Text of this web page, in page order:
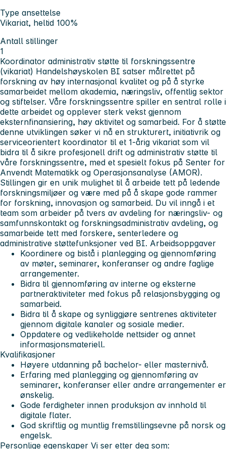
Type ansettelse
Vikariat, heltid 100%
Antall stillinger
1
Koordinator administrativ støtte til forskningssentre
(vikariat) Handelshøyskolen BI satser målrettet på
forskning av høy internasjonal kvalitet og på å styrke
samarbeidet mellom akademia, næringsliv, offentlig sektor
og stiftelser. Våre forskningssentre spiller en sentral rolle i
dette arbeidet og opplever sterk vekst gjennom
eksternfinansiering, høy aktivitet og samarbeid. For å støtte
denne utviklingen søker vi nå en strukturert, initiativrik og
serviceorientert koordinator til et 1-årig vikariat som vil
bidra til å sikre profesjonell drift og administrativ støtte til
våre forskningssentre, med et spesielt fokus på Senter for
Anvendt Matematikk og Operasjonsanalyse (AMOR).
Stillingen gir en unik mulighet til å arbeide tett på ledende
forskningsmiljøer og være med på å skape gode rammer
for forskning, innovasjon og samarbeid. Du vil inngå i et
team som arbeider på tvers av avdeling for næringsliv- og
samfunnskontakt og forskningsadministrativ avdeling, og
samarbeide tett med forskere, senterledere og
administrative støttefunksjoner ved BI. Arbeidsoppgaver
Koordinere og bistå i planlegging og gjennomføring
av møter, seminarer, konferanser og andre faglige
arrangementer.
Bidra til gjennomføring av interne og eksterne
partneraktiviteter med fokus på relasjonsbygging og
samarbeid.
Bidra til å skape og synliggjøre sentrenes aktiviteter
gjennom digitale kanaler og sosiale medier.
Oppdatere og vedlikeholde nettsider og annet
informasjonsmateriell.
Kvalifikasjoner
Høyere utdanning på bachelor- eller masternivå.
Erfaring med planlegging og gjennomføring av
seminarer, konferanser eller andre arrangementer er
ønskelig.
Gode ferdigheter innen produksjon av innhold til
digitale flater.
God skriftlig og muntlig fremstillingsevne på norsk og
engelsk.
Personlige egenskaper Vi ser etter deg som: